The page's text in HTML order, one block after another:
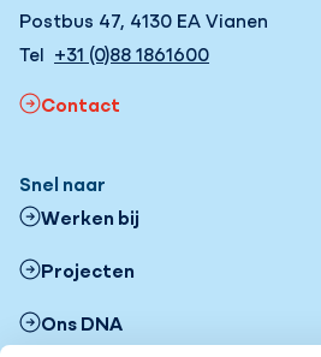
Postbus 47, 4130 EA Vianen
Tel +31 (0)88 1861600
Contact
Snel naar
Werken bij
Projecten
Ons DNA